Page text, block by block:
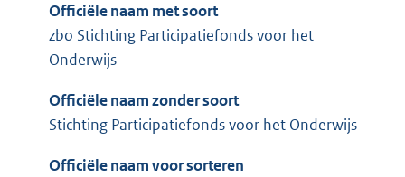
Officiële naam met soort
zbo Stichting Participatiefonds voor het
Onderwijs
Officiële naam zonder soort
Stichting Participatiefonds voor het Onderwijs
Officiële naam voor sorteren